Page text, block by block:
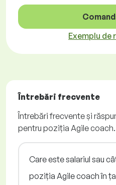
Exemplu de
Întrebări frecvente
Întrebări frecvente și
pentru poziția Agile coach.
Care este salariul sau
poziția Agile coach în